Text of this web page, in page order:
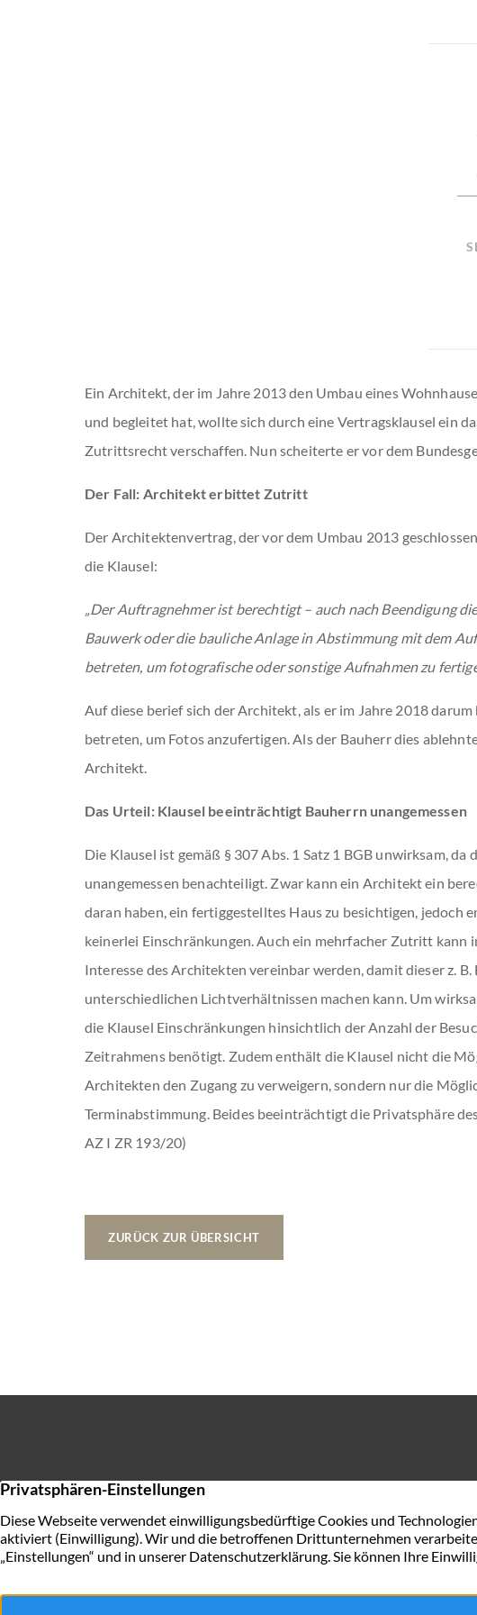
Ein Architekt, der im Jahre 2013 den Umbau eines
und begleitet hat, wollte sich durch eine Vertragsklausel ein
Zutrittsrecht verschaffen. Nun scheiterte er vor dem
Der Fall: Architekt erbittet Zutritt
Der Architektenvertrag, der vor dem Umbau 2013
die Klausel:
„Der Auftragnehmer ist berechtigt – auch nach Beendigung
Bauwerk oder die bauliche Anlage in Abstimmung mit dem
betreten, um fotografische oder sonstige Aufnahmen zu
Auf diese berief sich der Architekt, als er im Jahre 2018 darum
betreten, um Fotos anzufertigen. Als der Bauherr dies
Architekt.
Das Urteil: Klausel beeinträchtigt Bauherrn unangemessen
Die Klausel ist gemäß § 307 Abs. 1 Satz 1 BGB unwirksam, da
unangemessen benachteiligt. Zwar kann ein Architekt ein
daran haben, ein fertiggestelltes Haus zu besichtigen, jedoch
keinerlei Einschränkungen. Auch ein mehrfacher Zutritt kann
Interesse des Architekten vereinbar werden, damit dieser z. B.
unterschiedlichen Lichtverhältnissen machen kann. Um
die Klausel Einschränkungen hinsichtlich der Anzahl der
Zeitrahmens benötigt. Zudem enthält die Klausel nicht die
Architekten den Zugang zu verweigern, sondern nur die
Terminabstimmung. Beides beeinträchtigt die Privatsphäre
AZ I ZR 193/20)
ZURÜCK ZUR ÜBERSICHT
28757